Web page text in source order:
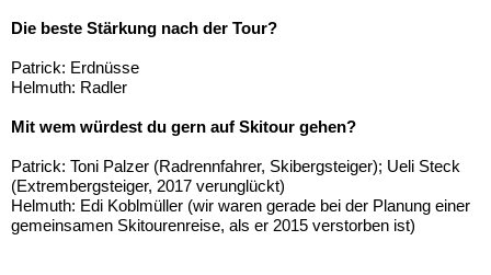
Die beste Stärkung nach der Tour?
Patrick: Erdnüsse
Helmuth: Radler
Mit wem würdest du gern auf Skitour gehen?
Patrick: Toni Palzer (Radrennfahrer, Skibergsteiger); Ueli Steck
(Extrembergsteiger, 2017 verunglückt)
Helmuth: Edi Koblmüller (wir waren gerade bei der Planung einer
gemeinsamen Skitourenreise, als er 2015 verstorben ist)